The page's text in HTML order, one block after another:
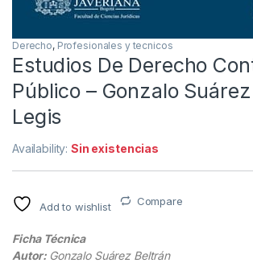
Derecho, Profesionales y tecnicos
Estudios De Derecho
Público – Gonzalo
Legis
Availability:Sin existencias
Add to wishlist Compare
Ficha Técnica
Autor: Gonzalo Suárez Beltrán